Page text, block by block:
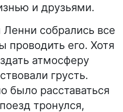
и друзьями.
собрались все
проводить его. Хотя
атмосферу
грусть.
было расставаться
тронулся,